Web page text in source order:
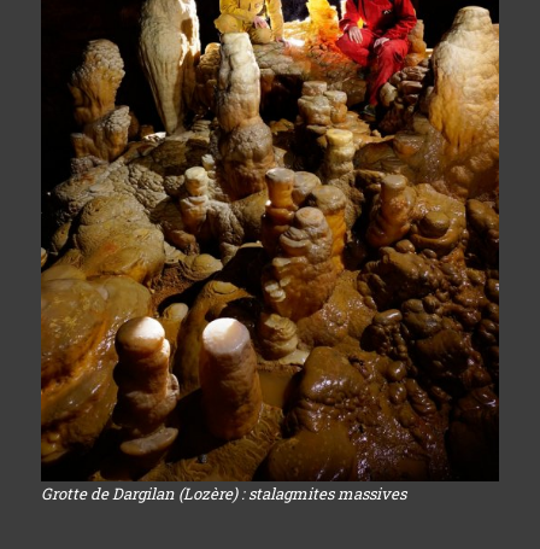
Grotte de Dargilan (Lozère) : stalagmites massives